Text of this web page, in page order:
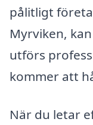
pålitligt
Myrviken,
utförs
kommer att
När du letar